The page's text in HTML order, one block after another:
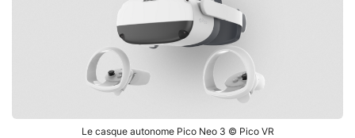
Le casque autonome Pico Neo 3 © Pico VR